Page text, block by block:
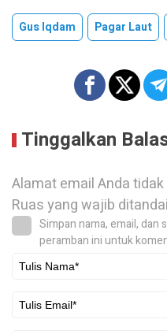
Gus Iqdam Pagar Laut
Tinggalkan
Alamat email Anda
Ruas yang wajib ditandai
Simpan nama, email, dan
peramban ini untuk